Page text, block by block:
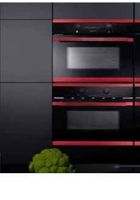
метро Чертановская
метро Борисово
метро Арбатская
метро Белорусская
метро Ясенево
метро Чеховская